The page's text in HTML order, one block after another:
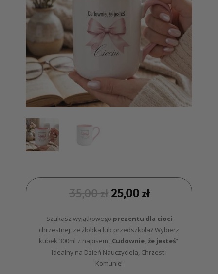
35,00zł 25,00zł
Szukasz wyjątkowego prezentu dla cioci
chrzestnej, ze żłobka lub przedszkola? Wybierz
kubek 300ml z napisem „Cudownie, że jesteś”.
Idealny na Dzień Nauczyciela, Chrzest i
Komunię!